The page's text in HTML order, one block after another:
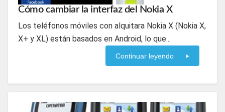
Cómo cambiar la interfaz del Nokia X
Los teléfonos móviles con alquitara Nokia X (Nokia X,
X+ y XL) están basados en Android, lo que...
Continuar leyendo